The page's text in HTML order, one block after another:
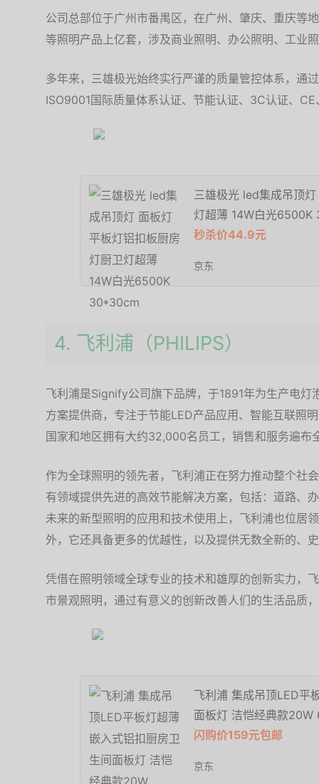
公司总部位于广州市番禺区，在广州、肇庆、重庆等
等照明产品上亿套，涉及商业照明、办公照明、工业
多年来，三雄极光始终实行严谨的质量管控体系，通
ISO9001国际质量体系认证、节能认证、3C认证、
三雄极光 led集成吊顶
灯超薄 14W白光
秒杀价44.9元
京东
4. 飞利浦（PHILIPS）
飞利浦是Signify公司旗下品牌，于1891年为生产电灯
方案提供商，专注于节能LED产品应用、智能互联照
国家和地区拥有大约32,000名员工，销售和服务遍布
作为全球照明的领先者，飞利浦正在努力推动整个社
有领域提供先进的高效节能解决方案，包括：道路、
未来的新型照明的应用和技术使用上，飞利浦也位居
外，它还具备更多的优越性，以及提供无数全新的、
凭借在照明领域全球专业的技术和雄厚的创新实力，
市景观照明，通过有意义的创新改善人们的生活品质
飞利浦 集成吊顶LED平
面板灯 洁恺经典款
闪购价159元包邮
京东